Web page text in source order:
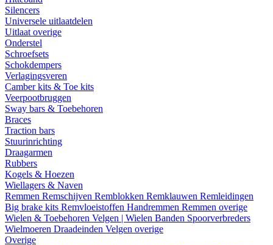
Silencers
Universele uitlaatdelen
Uitlaat overige
Onderstel
Schroefsets
Schokdempers
Verlagingsveren
Camber kits & Toe kits
Veerpootbruggen
Sway bars & Toebehoren
Braces
Traction bars
Stuurinrichting
Draagarmen
Rubbers
Kogels & Hoezen
Wiellagers & Naven
Remmen Remschijven Remblokken Remklauwen Remleidingen
Big brake kits Remvloeistoffen Handremmen Remmen overige
Wielen & Toebehoren Velgen | Wielen Banden Spoorverbreders
Wielmoeren Draadeinden Velgen overige
Overige